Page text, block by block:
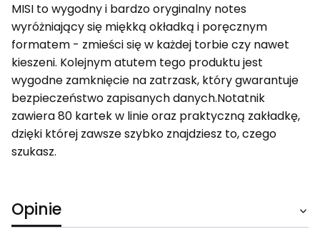
MISI to wygodny i bardzo oryginalny notes
wyróżniający się miękką okładką i poręcznym
formatem - zmieści się w każdej torbie czy nawet
kieszeni. Kolejnym atutem tego produktu jest
wygodne zamknięcie na zatrzask, który gwarantuje
bezpieczeństwo zapisanych danych.Notatnik
zawiera 80 kartek w linie oraz praktyczną zakładkę,
dzięki której zawsze szybko znajdziesz to, czego
szukasz.
Opinie